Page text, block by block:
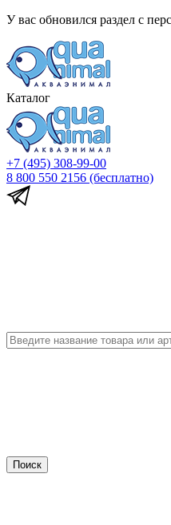
У вас обновился раздел с
Каталог
+7 (495) 308-99-00
8 800 550 2156 (бесплатно)